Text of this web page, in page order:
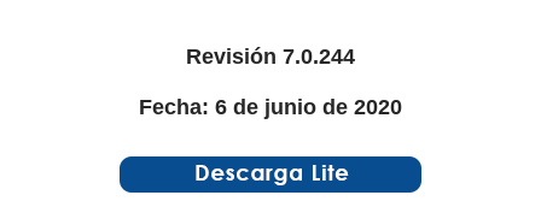
Revisión 7.0.244
Fecha: 6 de junio de 2020